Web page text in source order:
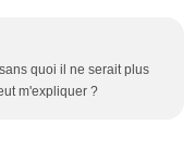
quoi il ne serait plus
m'expliquer ?